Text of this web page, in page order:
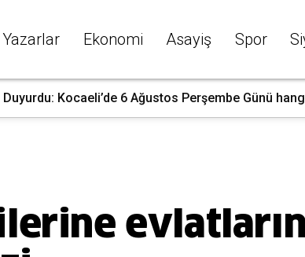
Yazarlar Ekonomi Asayiş Spor
Duyurdu: Kocaeli’de 6 Ağustos Perşembe Günü